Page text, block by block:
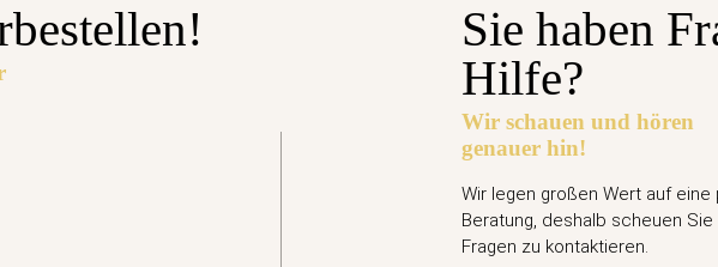
5 Euro Gedenkmünze Deutschland 2026 bfr. -
Sie haben
Hilfe?
Wir schauen und hören
genauer hin!
Wir legen großen Wert auf
Beratung, deshalb scheuen
Fragen zu kontaktieren.